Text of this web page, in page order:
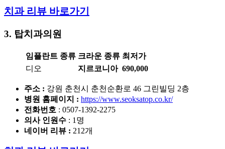
치과 리뷰 바로가기
3. 탑치과의원
임플란트 종류 크라운 종류 최저가
디오
지르코니아 690,000
주소 : 강원 춘천시 춘천순환로 46 그린빌딩 2층
병원 홈페이지 : https://www.seoksatop.co.kr/
전화번호 : 0507-1392-2275
의사 인원수 : 1명
네이버 리뷰 : 212개